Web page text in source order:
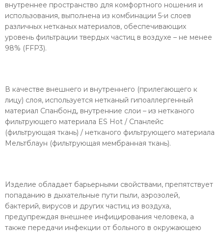
внутреннее пространство для комфортного ношения и
использования, выполнена из комбинации 5-и слоев
различных нетканых материалов, обеспечивающих
уровень фильтрации твердых частиц в воздухе – не менее
98% (FFP3).
В качестве внешнего и внутреннего (прилегающего к
лицу) слоя, используется нетканый гипоаллергенный
материал Спанбонд, внутренние слои – из нетканого
фильтрующего материала ES Hot / Спанлейс
(фильтрующая ткань) / нетканого фильтрующего материала
Мельтблаун (фильтрующая мембранная ткань).
Изделие обладает барьерными свойствами, препятствует
попаданию в дыхательные пути пыли, аэрозолей,
бактерий, вирусов и других частиц из воздуха,
предупреждая внешнее инфицирования человека, а
также передачи инфекции от больного в окружающею